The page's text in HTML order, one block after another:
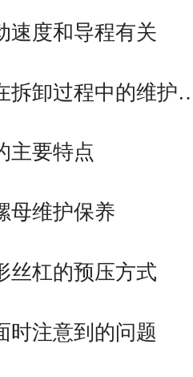
速度和导程有关
拆卸过程中的维护
主要特点
母维护保养
丝杠的预压方式
时注意到的问题